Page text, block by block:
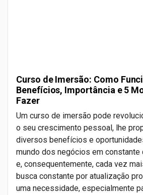
Curso de Imersão: Como
Benefícios, Importância e 5
Fazer
Um curso de imersão pode
o seu crescimento pessoal, lhe
diversos benefícios e
mundo dos negócios em
e, consequentemente, cada vez
busca constante por atualização
uma necessidade, especialmente